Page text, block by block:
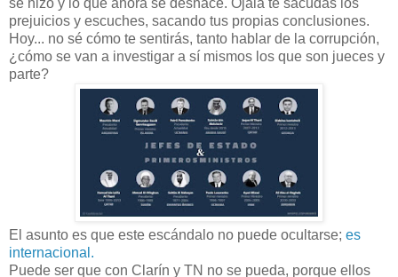
prejuicios y escuches, sacando tus propias conclusiones.
Hoy... no sé cómo te sentirás, tanto hablar de la corrupción,
¿cómo se van a investigar a sí mismos los que son jueces y
parte?
El asunto es que este escándalo no puede ocultarse; es
internacional.
Puede ser que con Clarín y TN no se pueda, porque ellos